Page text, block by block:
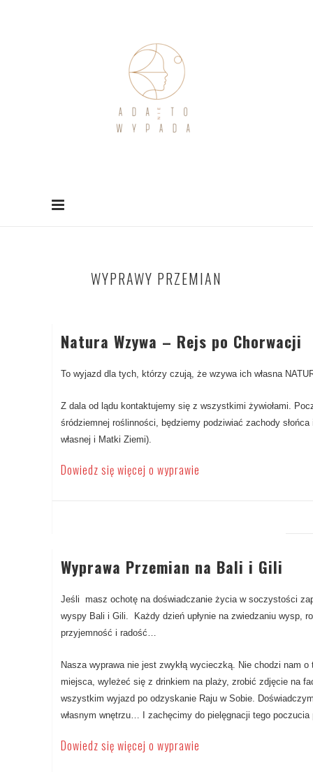
WYPRAWY PRZEMIAN
Natura Wzywa – Rejs po Chorwacji
To wyjazd dla tych, którzy czują, że wzywa ich własna
Z dala od lądu kontaktujemy się z wszystkimi żywiołami.
śródziemnej roślinności, będziemy podziwiać zachody
własnej i Matki Ziemi).
Dowiedz się więcej o wyprawie
Wyprawa Przemian na Bali i Gili
Jeśli masz ochotę na doświadczanie życia w soczystości
wyspy Bali i Gili. Każdy dzień upłynie na zwiedzaniu wysp,
przyjemność i radość…
Nasza wyprawa nie jest zwykłą wycieczką. Nie chodzi nam
miejsca, wyleżeć się z drinkiem na plaży, zrobić zdjęcie na
wszystkim wyjazd po odzyskanie Raju w Sobie.
własnym wnętrzu… I zachęcimy do pielęgnacji tego poczucia
Dowiedz się więcej o wyprawie